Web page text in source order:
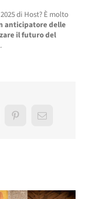
di Host? È molto
anticipatore delle
il futuro del
PinterestEmail